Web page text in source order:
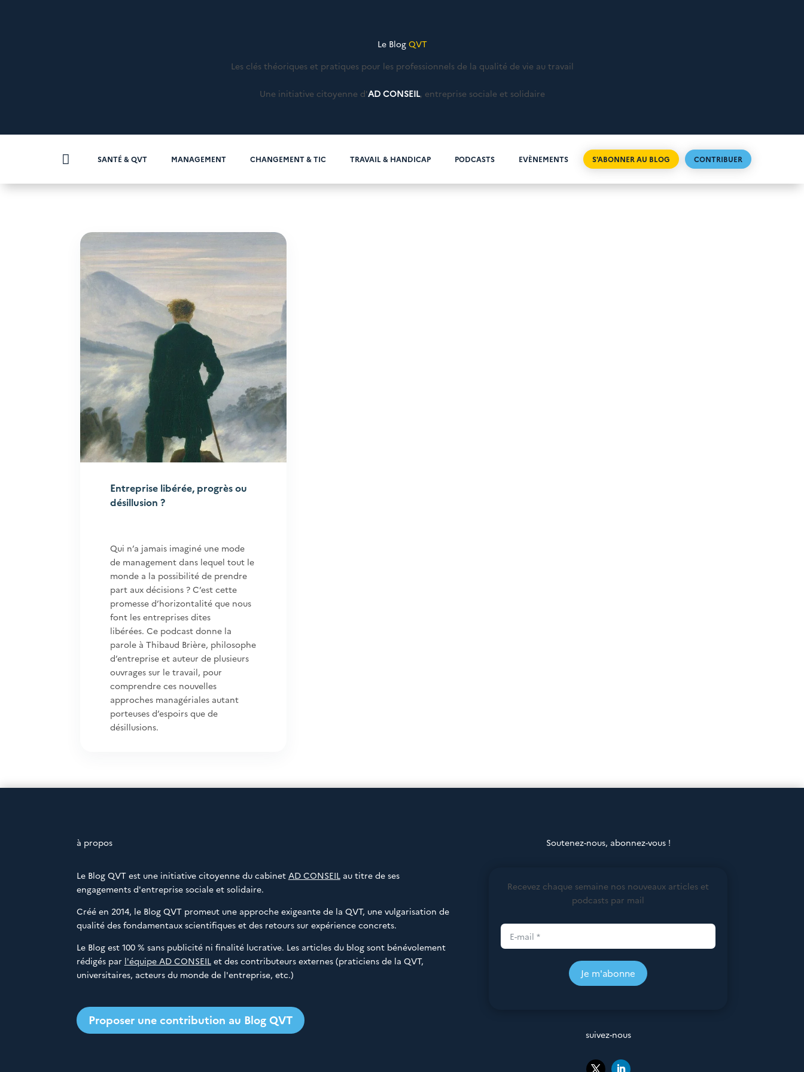
Le Blog QVT
Les clés théoriques et pratiques pour les professionnels de la qualité de vie au travail
Une initiative citoyenne d'AD CONSEIL, entreprise sociale et solidaire
 SANTÉ & QVT MANAGEMENT CHANGEMENT & TIC TRAVAIL & HANDICAP PODCASTS EVÈNEMENTS S'ABONNER AU BLOG CONTRIBUER
Entreprise libérée, progrès ou
désillusion ?
Qui n’a jamais imaginé une mode
de management dans lequel tout le
monde a la possibilité de prendre
part aux décisions ? C’est cette
promesse d’horizontalité que nous
font les entreprises dites
libérées. Ce podcast donne la
parole à Thibaud Brière, philosophe
d’entreprise et auteur de plusieurs
ouvrages sur le travail, pour
comprendre ces nouvelles
approches managériales autant
porteuses d’espoirs que de
désillusions.
à propos
Le Blog QVT est une initiative citoyenne du cabinet AD CONSEILau titre de ses
engagements d'entreprise sociale et solidaire.
Créé en 2014, le Blog QVT promeut une approche exigeante de la QVT, une vulgarisation de
qualité des fondamentaux scientifiques et des retours sur expérience concrets.
Le Blog est 100 % sans publicité ni finalité lucrative. Les articles du blog sont bénévolement
rédigés par l'équipe AD CONSEILet des contributeurs externes (praticiens de la QVT,
universitaires, acteurs du monde de l'entreprise, etc.)
Proposer une contribution au Blog QVT
Soutenez-nous, abonnez-vous !
Recevez chaque semaine nos nouveaux articles et
podcasts par mail
Je m'abonne
suivez-nous